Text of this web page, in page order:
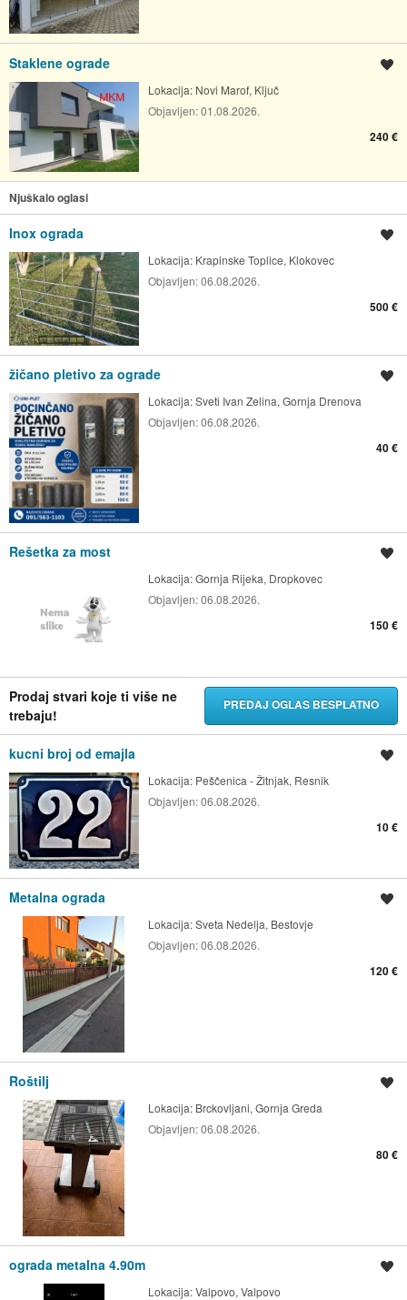
Staklene ograde
Lokacija: Novi Marof, Ključ
Objavljen:01.08.2026.
240 €
Njuškalo oglasi
Inox ograda
Lokacija: Krapinske Toplice, Klokovec
Objavljen:06.08.2026.
500 €
žičano pletivo za ograde
Lokacija:Sveti Ivan Zelina, Gornja Drenova
Objavljen:06.08.2026.
40 €
Rešetka za most
Lokacija:Gornja Rijeka, Dropkovec
Objavljen:06.08.2026.
150 €
Prodaj stvari koje ti više ne
trebaju!
PREDAJ OGLAS BESPLATNO
kucni broj od emajla
Lokacija: Peščenica - Žitnjak, Resnik
Objavljen:06.08.2026.
10 €
Metalna ograda
Lokacija:Sveta Nedelja, Bestovje
Objavljen:06.08.2026.
120 €
Roštilj
Lokacija: Brckovljani, Gornja Greda
Objavljen:06.08.2026.
80 €
ograda metalna 4.90m
Lokacija:Valpovo, Valpovo